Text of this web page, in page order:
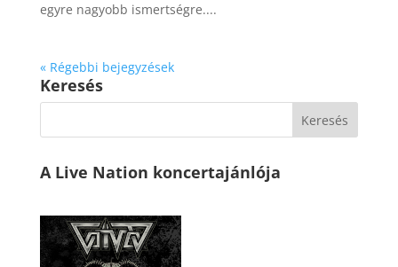
egyre nagyobb ismertségre....
« Régebbi bejegyzések
Keresés
A Live Nation koncertajánlója